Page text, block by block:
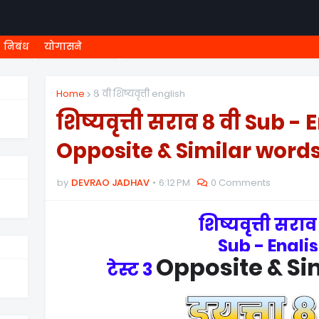
शिष्यवृत्ती ८ वी शिष्यवृत्ती
निबंध योगासने
Home ८ वी शिष्यवृत्ती english
शिष्यवृत्ती सराव ८ वी Sub -
Opposite & Similar
by DEVRAO JADHAV 6:12 PM 0 Comments
शिष्यवृत्ती
Sub -
टेस्ट 3Opposite &